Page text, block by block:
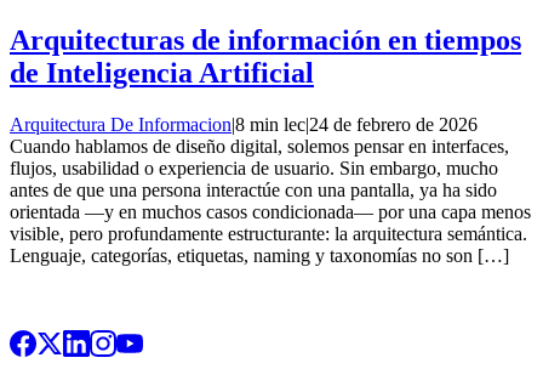
Arquitecturas de información en tiempos
de Inteligencia Artificial
Arquitectura De Informacion|8 min lec|24 de febrero de 2026
Cuando hablamos de diseño digital, solemos pensar en interfaces,
flujos, usabilidad o experiencia de usuario. Sin embargo, mucho
antes de que una persona interactúe con una pantalla, ya ha sido
orientada —y en muchos casos condicionada— por una capa menos
visible, pero profundamente estructurante: la arquitectura semántica.
Lenguaje, categorías, etiquetas, naming y taxonomías no son […]